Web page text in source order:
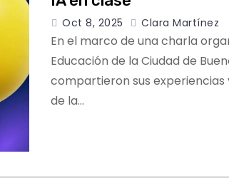
Oct 8, 2025 Clara Martínez
En el marco de una charla
Educación de la Ciudad de
compartieron sus experiencias
de la…